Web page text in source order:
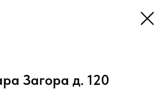
Загора д. 120